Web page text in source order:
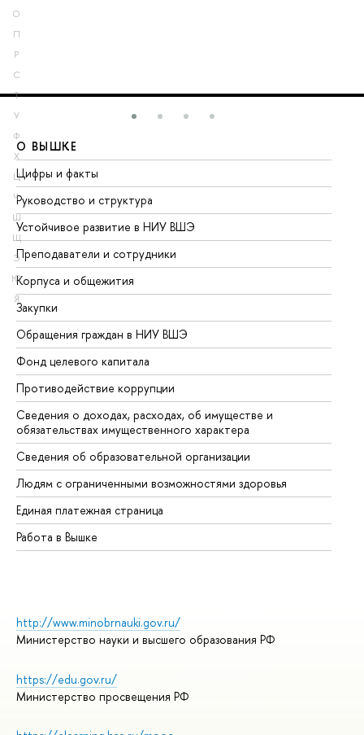
О
П
Р
С
Т
У
Ф
Х
Ц
Ч
Ш
Щ
Э
Ю
Я
О ВЫШКЕ
Цифры и факты
Руководство и структура
Устойчивое развитие в НИУ ВШЭ
Преподаватели и сотрудники
Корпуса и общежития
Закупки
Обращения граждан в НИУ ВШЭ
Фонд целевого капитала
Противодействие коррупции
Сведения о доходах, расходах, об имуществе и
обязательствах имущественного характера
Сведения об образовательной организации
Людям с ограниченными возможностями здоровья
Единая платежная страница
Работа в Вышке
http://www.minobrnauki.gov.ru/
Министерство науки и высшего образования РФ
https://edu.gov.ru/
Министерство просвещения РФ